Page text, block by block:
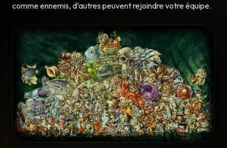
comme ennemis, d’autres peuvent rejoindre votre équipe.